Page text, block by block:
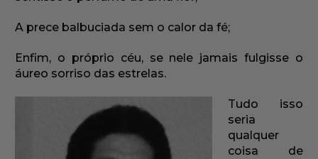
A prece balbuciada sem o calor da fé;
Enfim, o próprio céu, se nele jamais fulgisse o
áureo sorriso das estrelas.
Tudo isso
seria
qualquer
coisa de